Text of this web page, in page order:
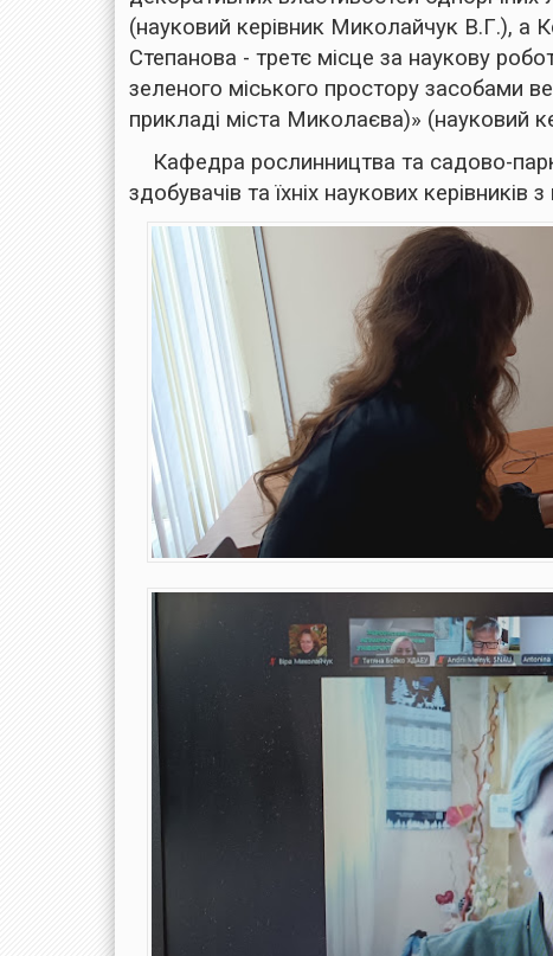
(науковий керівник Миколайчук В.Г.), а
Степанова - третє місце за наукову
зеленого міського простору засобами
прикладі міста Миколаєва)» (науковий
Кафедра рослинництва та садово-
здобувачів та їхніх наукових керівників